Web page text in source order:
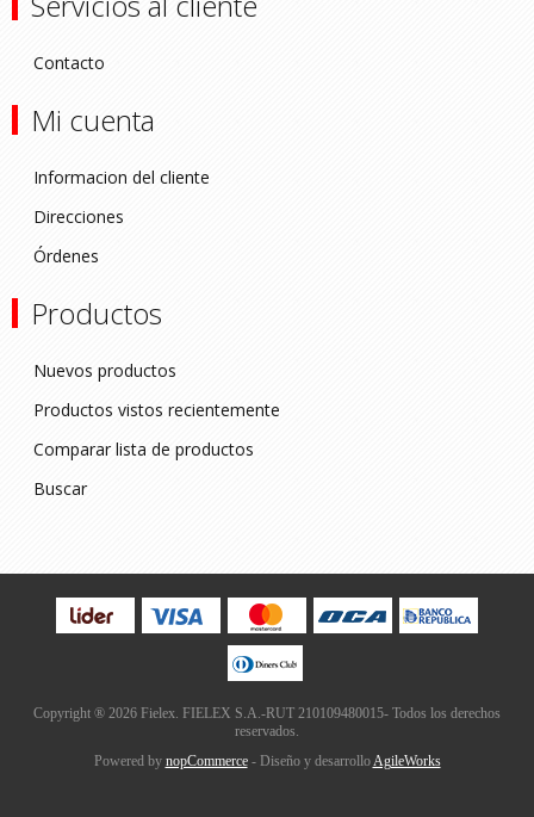
Contacto
Mi cuenta
Informacion del cliente
Direcciones
Órdenes
Productos
Nuevos productos
Productos vistos recientemente
Comparar lista de productos
Buscar
Copyright ® 2026 Fielex. FIELEX S.A.-RUT 210109480015- Todos los derechos
reservados.
Powered by nopCommerce- Diseño y desarrolloAgileWorks